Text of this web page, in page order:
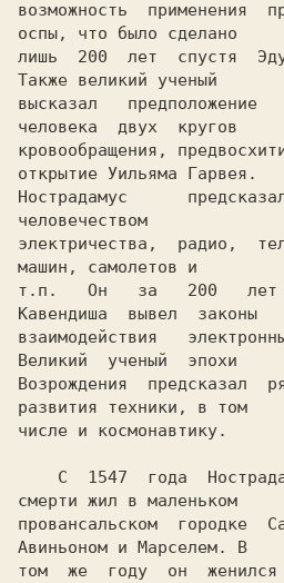
возможность  применения
оспы, что было сделано
лишь  200  лет  спустя
Также великий ученый
высказал   предположение
человека  двух  кругов
кровообращения,
открытие Уильяма Гарвея.
Нострадамус
человечеством
электричества,  радио,
машин, самолетов и
т.п.   Он   за   200   лет
Кавендиша  вывел  законы
взаимодействия
Великий  ученый  эпохи
Возрождения  предсказал
развития техники, в том
числе и космонавтику.
смерти жил в маленьком
провансальском  городке
Авиньоном и Марселем. В
том  же  году  он